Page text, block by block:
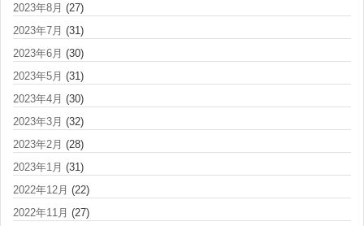
2023年8月 (27)
2023年7月 (31)
2023年6月 (30)
2023年5月 (31)
2023年4月 (30)
2023年3月 (32)
2023年2月 (28)
2023年1月 (31)
2022年12月 (22)
2022年11月 (27)